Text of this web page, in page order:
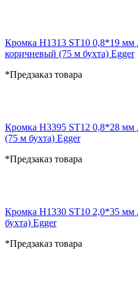
Кромка H1313 ST10 0,8*19 мм
коричневый (75 м бухта) Egger
*Предзаказ товара
Кромка H3395 ST12 0,8*28
(75 м бухта) Egger
*Предзаказ товара
Кромка H1330 ST10 2,0*35
бухта) Egger
*Предзаказ товара